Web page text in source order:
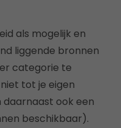
als mogelijk en
liggende bronnen
categorie te
tot je eigen
daarnaast ook een
beschikbaar).